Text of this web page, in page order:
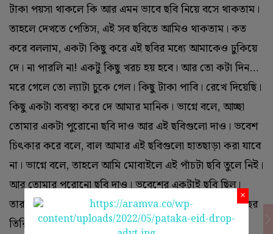
টাকা পয়সা থাকলে কি আর এমন ভাবে ছবি নিয়ে বসে থাকতাম।
তাহলে দেখতে পেতিস, এই সব ছবিতে আমিও থাকতাম। কত
করে বললাম, একটা কিছু করে এই ছবির মধ্যে আমাকেও ঢুকিয়ে
দে। না পারলি না! একটু কিছু খরচ হয় হবে। আর তো কটা দিন…
মরে গেলে তো ল্যাটা চুকে গেল। কিছু টাকা পাবি। রেখে দিয়েছি।
কিছু একটা ব্যবস্থা করে দে আমার মানিক। ভাগ্নে বলে, আচ্ছা
তোমার একটা পুরোনো ছবি দাও আর এই ছবিগুলো দাও। ভবেশ
চিৎকার করে বলে, বাল আমার এই ছবিগুলো হাতছাড়া করা যাবে
না। ভাগ্নে বলে, তাহলে আমি মোবাইলে এই পাঁচটা ছবি তুলে নিই।
আর তোমার পুরোনো ছবি দাও। ভবেশের একটাই ছবি ছিল।
তারপর আর কোনো ছবি তোলা হয়নি। শার্ট প্যান্ট পরা ছবি। বছর
তিরিশ বয়স তখন। ভাগ্নে বলে গেল, ঠিক আছে আমি দেখছি!
×